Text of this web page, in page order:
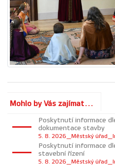
Mohlo by Vás zajímat...
Poskytnutí informace
dokumentace stavby
5. 8. 2026_Městský
Poskytnutí informace
stavební řízení
5. 8. 2026_Městský